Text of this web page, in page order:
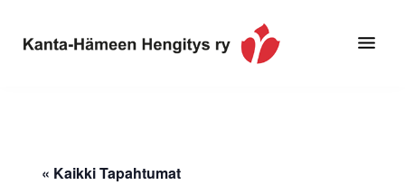
pääsisältöön
alatunnisteeseen
Hengitys
erityisesti
« Kaikki Tapahtumat